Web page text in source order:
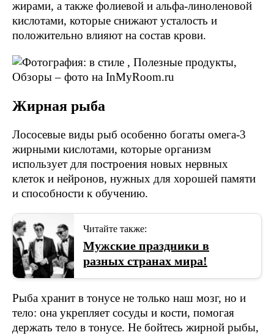
жирами, а также фолиевой и альфа-линоленовой
кислотами, которые снижают усталость и
положительно влияют на состав крови.
Жирная рыба
Лососевые виды рыб особенно богаты омега-3
жирными кислотами, которые организм
использует для построения новых нервных
клеток и нейронов, нужных для хорошей памяти
и способности к обучению.
Читайте также:
Мужские праздники в
разных странах мира!
Рыба хранит в тонусе не только наш мозг, но и
тело: она укрепляет сосуды и кости, помогая
держать тело в тонусе. Не бойтесь жирной рыбы,